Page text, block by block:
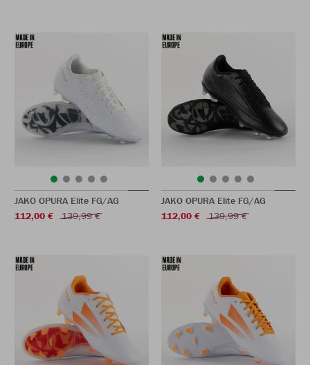
JAKO OPURA Elite FG/AG
112,00 €
139,99 €
JAKO OPURA Elite FG/AG
112,00 €
139,99 €